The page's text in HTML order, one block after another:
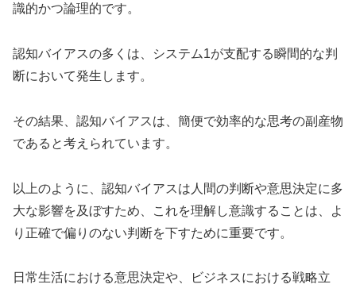
識的かつ論理的です。
認知バイアスの多くは、システム1が支配する瞬間的な判
断において発生します。
その結果、認知バイアスは、簡便で効率的な思考の副産物
であると考えられています。
以上のように、認知バイアスは人間の判断や意思決定に多
大な影響を及ぼすため、これを理解し意識することは、よ
り正確で偏りのない判断を下すために重要です。
日常生活における意思決定や、ビジネスにおける戦略立